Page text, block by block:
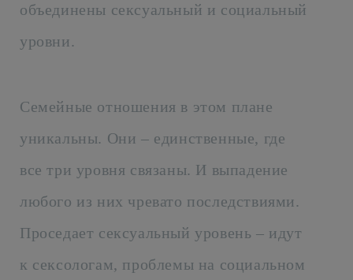
объединены сексуальный и социальный
уровни.
Семейные отношения в этом плане
уникальны. Они – единственные, где
все три уровня связаны. И выпадение
любого из них чревато последствиями.
Проседает сексуальный уровень – идут
к сексологам, проблемы на социальном